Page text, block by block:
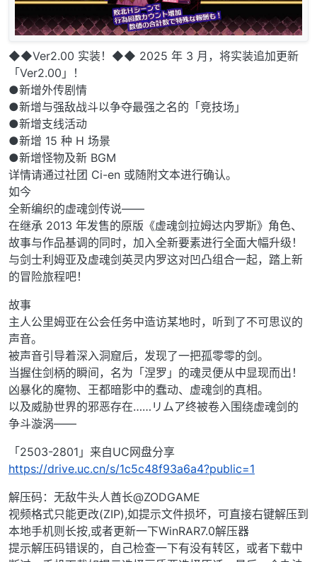
◆◆Ver2.00 实装！◆◆ 2025 年 3 月，将实装追加更新
「Ver2.00」！
●新增外传剧情
●新增与强敌战斗以争夺最强之名的「竞技场」
●新增支线活动
●新增 15 种 H 场景
●新增怪物及新 BGM
详情请通过社团 Ci-en 或随附文本进行确认。
如今
全新编织的虚魂剑传说——
在继承 2013 年发售的原版《虚魂剑拉姆达内罗斯》角色、
故事与作品基调的同时，加入全新要素进行全面大幅升级！
与剑士利姆亚及虚魂剑英灵内罗这对凹凸组合一起，踏上新
的冒险旅程吧！
故事
主人公里姆亚在公会任务中造访某地时，听到了不可思议的
声音。
被声音引导着深入洞窟后，发现了一把孤零零的剑。
当握住剑柄的瞬间，名为「涅罗」的魂灵便从中显现而出！
凶暴化的魔物、王都暗影中的蠢动、虚魂剑的真相。
以及威胁世界的邪恶存在……リムア终被卷入围绕虚魂剑的
争斗漩涡——
「2503-2801」来自UC网盘分享
https://drive.uc.cn/s/1c5c48f93a6a4?public=1
解压码：无敌牛头人酋长@ZODGAME
视频格式只能更改(ZIP),如提示文件损坏，可直接右键解压到
本地手机则长按,或者更新一下WinRAR7.0解压器
提示解压码错误的，自己检查一下有没有转区，或者下载中